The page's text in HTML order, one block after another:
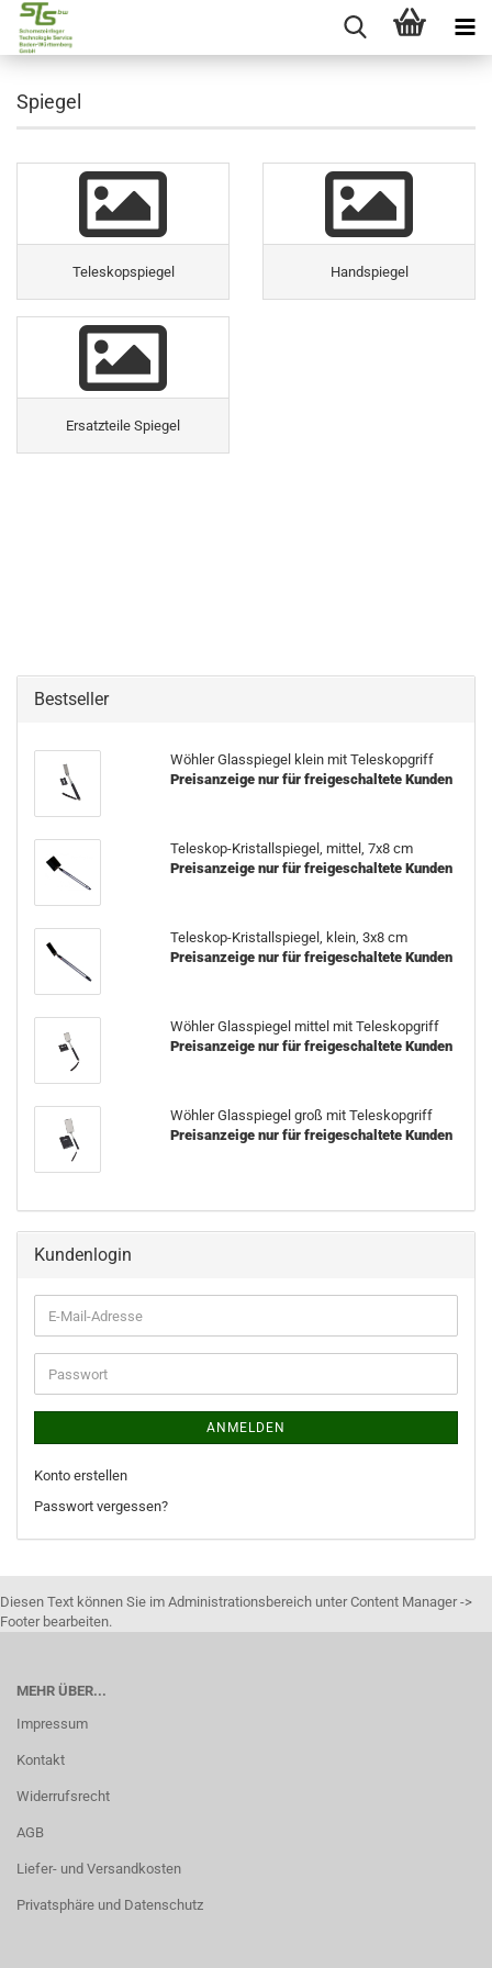
Spiegel
Teleskopspiegel Handspiegel
Ersatzteile Spiegel
Bestseller
Wöhler Glasspiegel klein mit Teleskopgriff
Preisanzeige nur für freigeschaltete Kunden
Teleskop-Kristallspiegel, mittel, 7x8 cm
Preisanzeige nur für freigeschaltete Kunden
Teleskop-Kristallspiegel, klein, 3x8 cm
Preisanzeige nur für freigeschaltete Kunden
Wöhler Glasspiegel mittel mit Teleskopgriff
Preisanzeige nur für freigeschaltete Kunden
Wöhler Glasspiegel groß mit Teleskopgriff
Preisanzeige nur für freigeschaltete Kunden
Kundenlogin
ANMELDEN
Konto erstellen
Passwort vergessen?
Diesen Text können Sie im Administrationsbereich unter Content Manager ->
Footer bearbeiten.
MEHR ÜBER...
Impressum
Kontakt
Widerrufsrecht
AGB
Liefer- und Versandkosten
Privatsphäre und Datenschutz